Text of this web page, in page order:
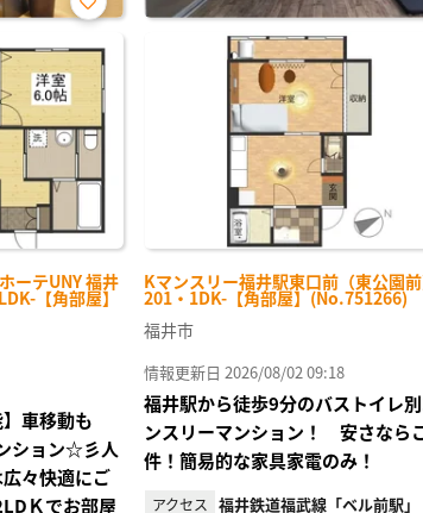
ーテUNY 福井
【角部屋】
お気
に入
り登
録
車移動も
ション☆彡人
々快適にご
Ｋでお部屋
Kマンスリー福井駅東口前（東公園前
201・1DK-【角部屋】(No.751266)
福井市
情報更新日 2026/08/02 09:18
福井駅から徒歩9分のバストイレ
ンスリーマンション！ 安さなら
件！簡易的な家具家電のみ！
アクセス 福井鉄道福武線「ベル前駅」